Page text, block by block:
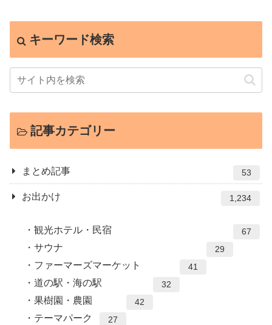
キーワード検索
記事カテゴリー
まとめ記事 53
お出かけ 1,234
観光ホテル・民宿 67
サウナ 29
ファーマーズマーケット 41
道の駅・海の駅 32
果樹園・農園 42
テーマパーク 27